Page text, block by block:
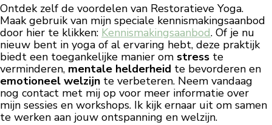
Ontdek zelf de voordelen van Restoratieve Yoga.
Maak gebruik van mijn speciale kennismakingsaanbod
door hier te klikken: Kennismakingsaanbod. Of je nu
nieuw bent in yoga of al ervaring hebt, deze praktijk
biedt een toegankelijke manier om stress te
verminderen, mentale helderheid te bevorderen en
emotioneel welzijn te verbeteren. Neem vandaag
nog contact met mij op voor meer informatie over
mijn sessies en workshops. Ik kijk ernaar uit om samen
te werken aan jouw ontspanning en welzijn.